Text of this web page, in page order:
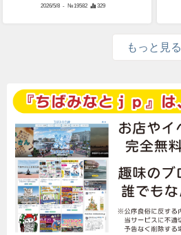
2026/5/8 - №19582 329
もっと見る